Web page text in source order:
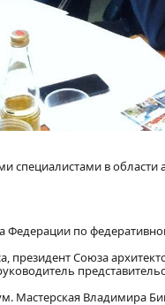
в области
Федерации по
президент Союза
Мастерская Владимира